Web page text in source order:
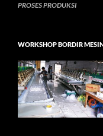
PROSES PRODUKSI
WORKSHOP BORDIR